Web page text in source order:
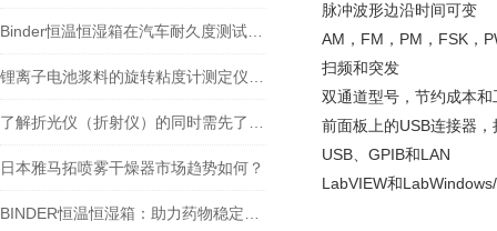
日本雅马拓喷雾干燥器市场趋势如何？
脉冲波形边沿时间可变
AM，FM，PM，FSK，
扫频和突发
双通道型号，节约成本和
前面板上的USB连接器
USB、GPIB和LAN
LabVIEW和